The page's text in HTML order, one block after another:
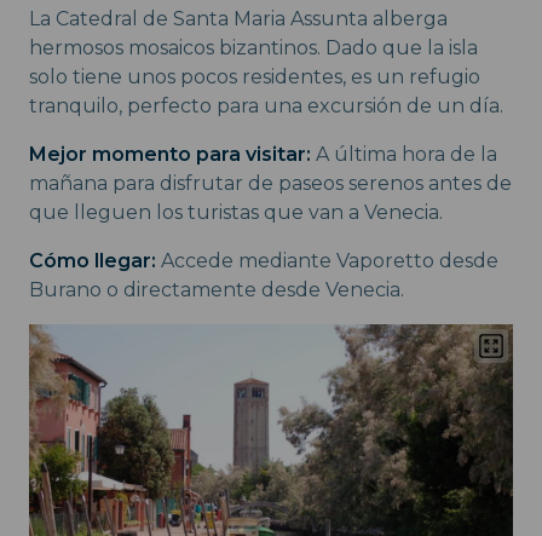
La Catedral de Santa Maria Assunta alberga
hermosos mosaicos bizantinos. Dado que la isla
solo tiene unos pocos residentes, es un refugio
tranquilo, perfecto para una excursión de un día.
Mejor momento para visitar: A última hora de la
mañana para disfrutar de paseos serenos antes de
que lleguen los turistas que van a Venecia.
Cómo llegar: Accede mediante Vaporetto desde
Burano o directamente desde Venecia.